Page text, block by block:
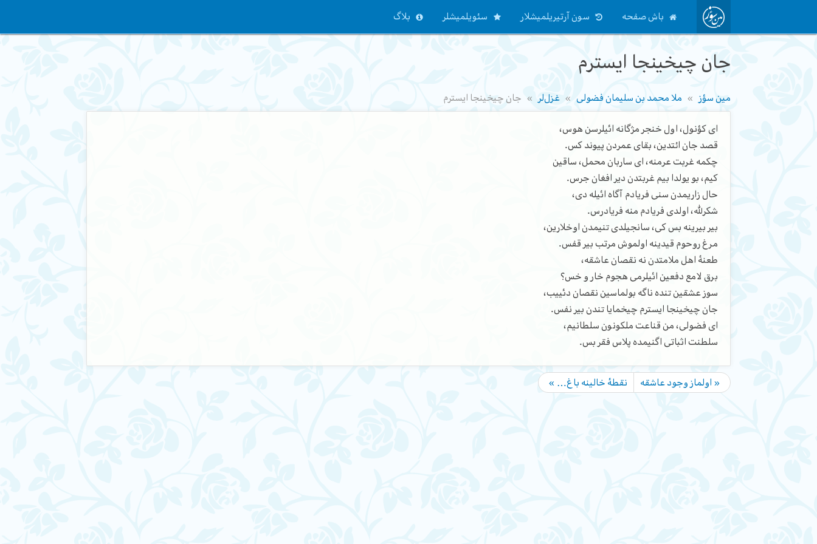
باش صفحه سون آرتیریلمیشلار سئویلمیشلر بلاگ
جان چیخینجا ایسترم
مین سؤز ملا محمد بن سلیمان فضولی غزل‌لر جان چیخینجا ایسترم
ای کؤنول، اول خنجر مژگانه ائیلرسن هوس،
قصد جان ائتدین، بقای عمردن پیوند کس.
چکمه غربت عرمنه، ای ساربان محمل، ساقین
کیم، بو یولدا بیم غربتدن دیر افغان جرس.
حال زاریمدن سنی فریادم آگاه ائیله دی،
شکرلله، اولدی فریادم منه فریادرس.
بیر بیرینه بس کی، سانجیلدی تنیمدن اوخلارین،
مرغ روحوم قیدینه اولموش مرتب بیر قفس.
طعنۀ اهل ملامتدن نه نقصان عاشقه،
برق لامع دفعین ائیلرمی هجوم خار و خس؟
سوز عشقین تنده ناگه بولماسین نقصان دئییب،
جان چیخینجا ایسترم چیخمایا تندن بیر نفس.
ای فضولی، من قناعت ملکونون سلطانیم،
سلطنت اثباتی اگنیمده پلاس فقر بس.
« اولماز وجود عاشقه نقطۀ خالینه باغ… »